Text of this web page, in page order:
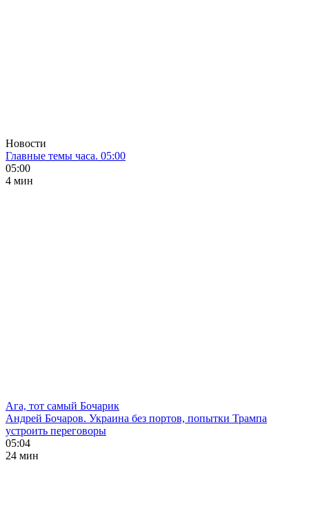
Новости
Главные темы часа. 05:00
05:00
4 мин
Ага, тот самый Бочарик
Андрей Бочаров. Украина без портов, попытки Трампа
устроить переговоры
05:04
24 мин